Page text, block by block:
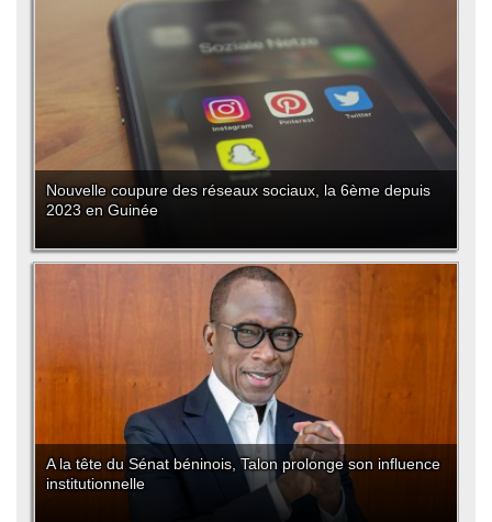
Nouvelle coupure des réseaux sociaux, la 6ème depuis
2023 en Guinée
A la tête du Sénat béninois, Talon prolonge son influence
institutionnelle